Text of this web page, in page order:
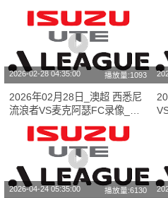
2026-02-28 04:35:00 播放量:1093
2026年02月28日_澳超 西悉尼
流浪者VS麦克阿瑟FC录像_高
清录像【全场回放】
2026-04-24 05:35:00 播放量:6130